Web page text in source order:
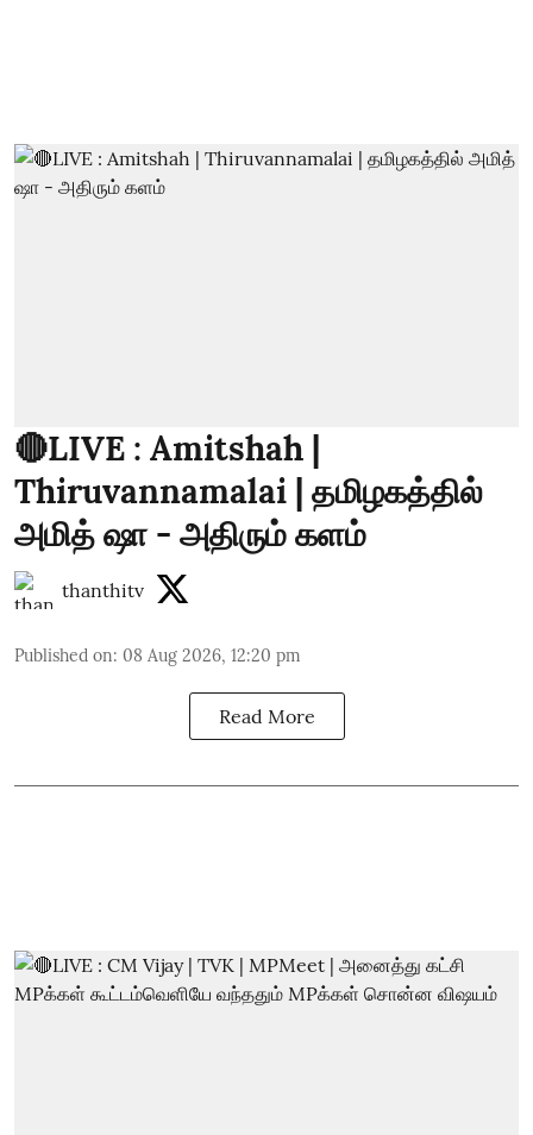
🔴LIVE : Amitshah |
Thiruvannamalai | தமிழகத்தில்
அமித் ஷா - அதிரும் களம்
thanthitv
Published on: 08 Aug 2026, 12:20 pm
Read More